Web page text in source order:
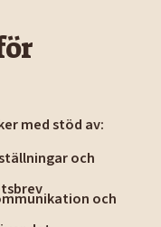
med stöd av:
och
och